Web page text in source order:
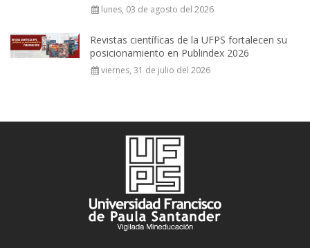
lunes, 03 de agosto del 2026
Revistas científicas de la UFPS fortalecen su
posicionamiento en Publindex 2026
viernes, 31 de julio del 2026